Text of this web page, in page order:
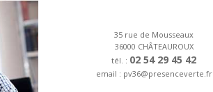
35 rue de Mousseaux
36000 CHÂTEAUROUX
tél. : 02 54 29 45 42
email : pv36@presenceverte.fr